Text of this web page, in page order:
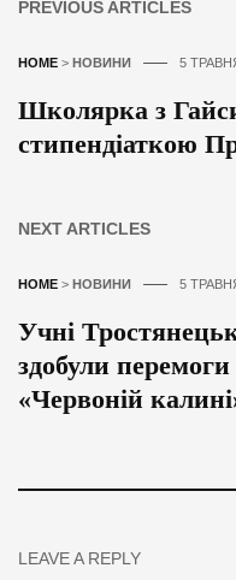
PREVIOUS ARTICLES
HOME > НОВИНИ 5
Школярка з
стипендіаткою
NEXT ARTICLES
HOME > НОВИНИ 5
Учні
здобули
«Червоній
LEAVE A REPLY